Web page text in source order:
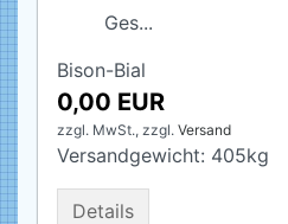
Ges...
Bison-Bial
0,00 EUR
zzgl. MwSt., zzgl. Versand
Versandgewicht: 405kg
Details